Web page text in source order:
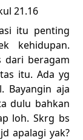
21.16
itu penting
kehidupan.
dari beragam
itu. Ada yg
Bayangin aja
dulu bahkan
loh. Skrg bs
apalagi yak?